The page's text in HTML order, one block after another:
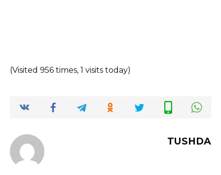
(Visited 956 times, 1 visits today)
TUSHDA